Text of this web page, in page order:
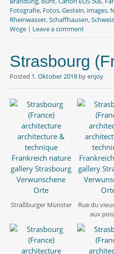
k p
Fotografie, Fotos,Gestein, images,
Rheinwasser,Schaffhausen,Schweiz
Woge | Leave a comment
Strasbourg
Posted 1. Oktober 2018 byenjoy
Straßburger Münster
Rue du
aux